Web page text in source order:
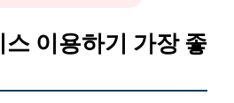
이용하기 가장 좋